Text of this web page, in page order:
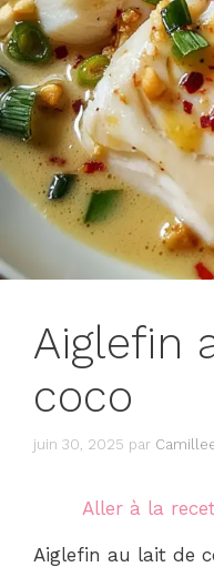
Aiglefin
coco
juin 30, 2025 par
Aller à la
Aiglefin au lait de